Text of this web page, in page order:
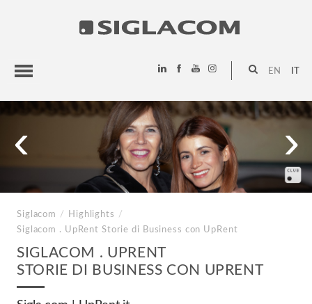
EN
HIGHLIGHTS
PROGETTI
‹ ›
Siglacom / Highlights
/
Siglacom . UpRent Storie di Business con UpRent
SIGLACOM . UPRENT
STORIE DI BUSINESS CON UPRENT